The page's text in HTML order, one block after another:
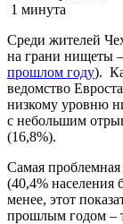
1 минута
Среди жителей
на грани нищеты
прошлом году).
ведомство
низкому уровню
с небольшим
(16,8%).
Самая
(40,4%
менее, этот
прошлым годом –